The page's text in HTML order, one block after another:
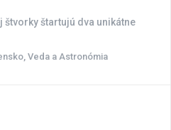
štartujú dva unikátne
, Veda a Astronómia